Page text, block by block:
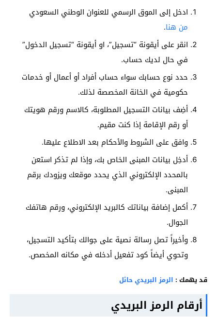
ادخل إلى الموق الرسمي للعنوان الوطني السعودي
من هنا.
انقر على أيقونة “تسجيل”، او أيقونة “تسجيل الدخول”
في حال لديك حساب.
حدد نوع حسابك سواء حساب أفراد أو أعمال أو خدمات
حكومية في الخانة المخصصة لذلك.
أضِف بيانات التسجيل المطلوبة، كالاسم ورقم هويتك
أو رقم الإقامة إذا كنت مقيم.
وافق على الشروط والأحكام بعد الاطلاع عليها.
أدخِل بيانات المبنى الخاص بك، وإذا لم تذكر استعن
بالمحدد الإلكتروني الذي يحدد موقعك ويزودك برقم
المبنى.
أكمل إضافة بياناتك كالبريد الإلكتروني، ورقم هاتفك
الجوال.
وأخيراً تصل رسالة نصية على جوالك بتأكيد التسجيل،
وتحوي أيضاً كود تفعيل أدخله في مكانه المخصص.
قد يهمك : الرمز البريدي حائل
أرقام الرمز البريدي